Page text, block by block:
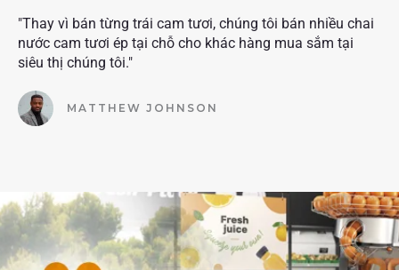
"Thay vì bán từng trái cam tươi, chúng tôi bán nhiều chai
nước cam tươi ép tại chỗ cho khác hàng mua sắm tại
siêu thị chúng tôi."
MATTHEW JOHNSON